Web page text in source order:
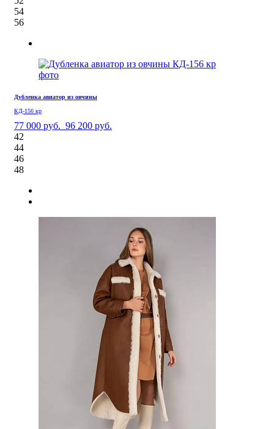
54
56
Дубленка авиатор из овчины
КД-156 кр
77 000 руб. 96 200 руб.
42
44
46
48